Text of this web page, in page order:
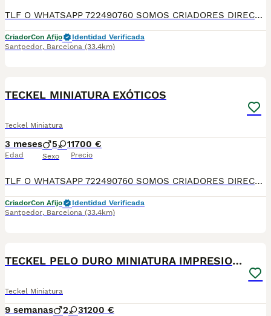
TLF O WHATSAPP 722490760 SOMOS CRIADORES DIRECTOS. DEDICACIÓN, SELECCIÓN, Y BIENESTAR NOS DEFINEN DURANTE MÁS DE 20 AÑOS. NUESTROS BEBÉS NACEN Y SE CRÍAN EN NUESTRO CENTRO GARANTIZANDO ASÍ SU CORRECTA SOCIABILIZACION DESARROLLO NEUROLOGICO, CARÁCTER PERSONALIDAD Y SALUD. SE ENTREGAN A PARTIR DE LOS DOS MESES CON SU PLAN CORRESPONDIENTE POR EDAD DE VACUNACIÓN, DESPARASITADOS INTERNA Y EXTERNAMENTE CON SU MICROCHIP IMPLANTADO Y DADO DE ALTA EN EL ANICOM, CONTRATO DE COMPRA CON GARANTÍAS VÍRICAS DE 15 DÍAS, Y CONGÉNITAS DONDE GARANTIZAMOS SU CORRECTO DESARROLLO. ENVIAMOS A TODA ESPAÑA MEDIANTE TRANSPORTE PRIVADO PARA QUE SEA CONFORTABLE Y SUPERVISADO HASTA EL INSTANTE DE LLEGAR A CASA. PRECIOS Y FOTOS REALES!!! SI BUSCAS UN COMPAÑERO SANO Y EQUILIBRADO ESTE ES EL LUGAR! TE ASESORAREMOS ANTES DURANTE Y DESPUÉS DE LA ENTREGA PARA QUE TODO SEA LO MAS AFABLE Y FACIL POSIBLE DURANTE LA ADAPTACION! NO DUDES EN CONSULTAR POR NUESTROS PEQUES AL 722 490 760
CriadorCon Afijo
Identidad Verificada
Santpedor, Barcelona (33.4km)
TECKEL MINIATURA EXÓTICOS
Teckel Miniatura
3 meses
Edad
5 1
Sexo
1700 €
Precio
TLF O WHATSAPP 722490760 SOMOS CRIADORES DIRECTOS. DEDICACIÓN, SELECCIÓN, Y BIENESTAR NOS DEFINEN DURANTE MÁS DE 20 AÑOS. NUESTROS BEBÉS NACEN Y SE CRÍAN EN NUESTRO CENTRO GARANTIZANDO ASÍ SU CORRECTA SOCIABILIZACION DESARROLLO NEUROLOGICO, CARÁCTER PERSONALIDAD Y SALUD. SE ENTREGAN A PARTIR DE LOS DOS MESES CON SU PLAN CORRESPONDIENTE POR EDAD DE VACUNACIÓN, DESPARASITADOS INTERNA Y EXTERNAMENTE CON SU MICROCHIP IMPLANTADO Y DADO DE ALTA EN EL ANICOM, CONTRATO DE COMPRA CON GARANTÍAS VÍRICAS DE 15 DÍAS, Y CONGÉNITAS DONDE GARANTIZAMOS SU CORRECTO DESARROLLO. ENVIAMOS A TODA ESPAÑA MEDIANTE TRANSPORTE PRIVADO PARA QUE SEA CONFORTABLE Y SUPERVISADO HASTA EL INSTANTE DE LLEGAR A CASA. PRECIOS Y FOTOS REALES!!! SI BUSCAS UN COMPAÑERO SANO Y EQUILIBRADO ESTE ES EL LUGAR! TE ASESORAREMOS ANTES DURANTE Y DESPUÉS DE LA ENTREGA PARA QUE TODO SEA LO MAS AFABLE Y FACIL POSIBLE DURANTE LA ADAPTACION! NO DUDES EN CONSULTAR POR NUESTROS PEQUES AL 722 490 760
CriadorCon Afijo
Identidad Verificada
Santpedor, Barcelona (33.4km)
TECKEL PELO DURO MINIATURA IMPRESIONANTES
Teckel Miniatura
9 semanas 2 31200 €